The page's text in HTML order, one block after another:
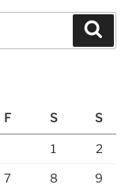
F S S
1 2
7 8 9